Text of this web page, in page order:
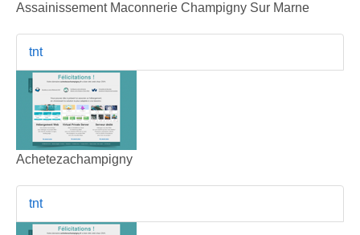
Assainissement Maconnerie Champigny Sur Marne
tnt
Achetezachampigny
tnt